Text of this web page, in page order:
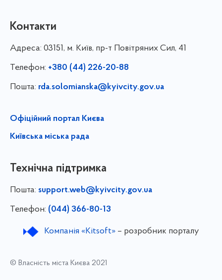
Контакти
Адреса: 03151, м. Київ, пр-т Повітряних Сил, 41
Телефон: +380 (44) 226-20-88
Пошта: rda.solomianska@kyivcity.gov.ua
Офіційний портал Києва
Київська міська рада
Технічна підтримка
Пошта: support.web@kyivcity.gov.ua
Телефон: (044) 366-80-13
Компанія «Kitsoft»– розробник порталу
© Власність міста Києва 2021